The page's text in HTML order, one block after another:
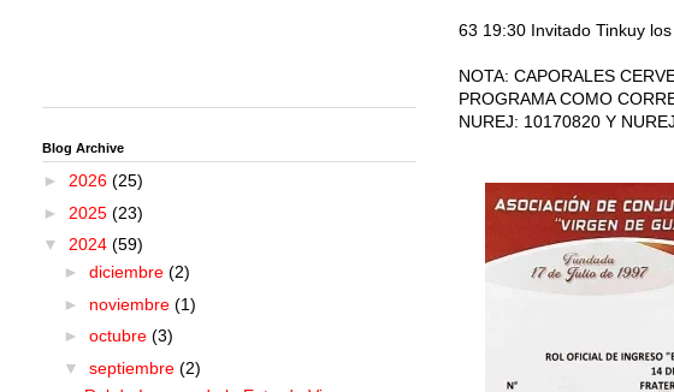
63 19:30 Invitado Tinkuy
NOTA: CAPORALES
PROGRAMA COMO
NUREJ: 10170820 Y
Blog Archive
► 2026 (25)
► 2025 (23)
▼ 2024 (59)
► diciembre (2)
► noviembre (1)
► octubre (3)
▼ septiembre (2)